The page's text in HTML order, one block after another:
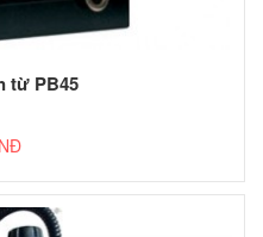
từ PB45